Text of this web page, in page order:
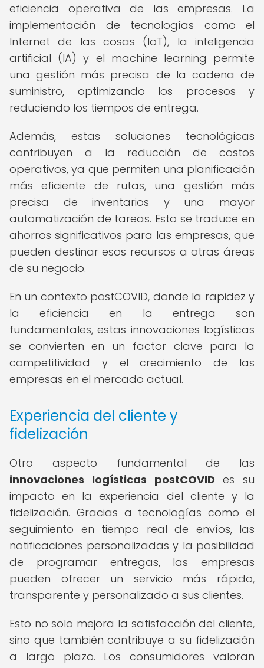
eficiencia operativa de las empresas. La
implementación de tecnologías como el
Internet de las cosas (IoT), la inteligencia
artificial (IA) y el machine learning permite
una gestión más precisa de la cadena de
suministro, optimizando los procesos y
reduciendo los tiempos de entrega.
Además, estas soluciones tecnológicas
contribuyen a la reducción de costos
operativos, ya que permiten una planificación
más eficiente de rutas, una gestión más
precisa de inventarios y una mayor
automatización de tareas. Esto se traduce en
ahorros significativos para las empresas, que
pueden destinar esos recursos a otras áreas
de su negocio.
En un contexto postCOVID, donde la rapidez y
la eficiencia en la entrega son
fundamentales, estas innovaciones logísticas
se convierten en un factor clave para la
competitividad y el crecimiento de las
empresas en el mercado actual.
Experiencia del cliente y
fidelización
Otro aspecto fundamental de las
innovaciones logísticas postCOVID es su
impacto en la experiencia del cliente y la
fidelización. Gracias a tecnologías como el
seguimiento en tiempo real de envíos, las
notificaciones personalizadas y la posibilidad
de programar entregas, las empresas
pueden ofrecer un servicio más rápido,
transparente y personalizado a sus clientes.
Esto no solo mejora la satisfacción del cliente,
sino que también contribuye a su fidelización
a largo plazo. Los consumidores valoran